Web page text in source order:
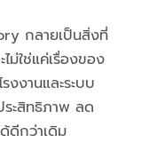
กลายเป็นสิ่งที่
ม่ใช่แค่เรื่องของ
งงานและระบบ
ระสิทธิภาพ ลด
ดีกว่าเดิม